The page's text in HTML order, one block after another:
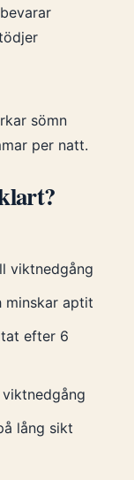
sömn
per natt.
viktnedgång
minskar aptit
efter 6
lång sikt